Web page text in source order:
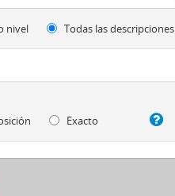
nivel Todas las descripciones
Exacto